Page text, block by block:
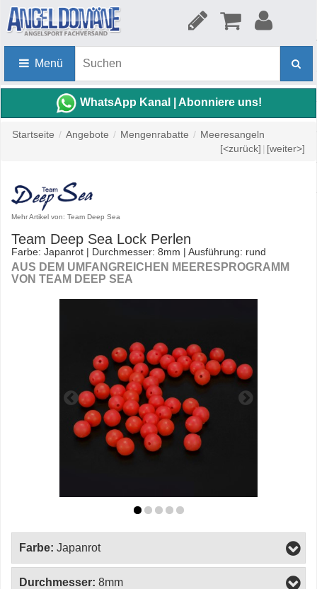
Menü
WhatsApp Kanal | Abonniere uns!
Startseite / Angebote / Mengenrabatte / Meeresangeln
[<zurück] | [weiter>]
Mehr Artikel von: Team Deep Sea
Team Deep Sea Lock Perlen
Farbe: Japanrot | Durchmesser: 8mm | Ausführung: rund
AUS DEM UMFANGREICHEN MEERESPROGRAMM
VON TEAM DEEP SEA
Farbe: Japanrot
Durchmesser: 8mm